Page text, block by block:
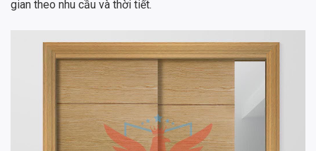
gian theo nhu cầu và thời tiết.